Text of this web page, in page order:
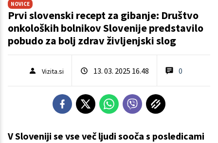
NOVICE
Prvi slovenski recept za gibanje: Društvo
onkoloških bolnikov Slovenije predstavilo
pobudo za bolj zdrav življenjski slog
Vizita.si 13. 03. 2025 16.48 0
V Sloveniji se vse več ljudi sooča s posledicami